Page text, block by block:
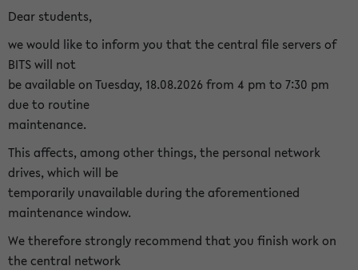
Dear students,
we would like to inform you that the central file servers of
BITS will not
be available on Tuesday, 18.08.2026 from 4 pm to 7:30 pm
due to routine
maintenance.
This affects, among other things, the personal network
drives, which will be
temporarily unavailable during the aforementioned
maintenance window.
We therefore strongly recommend that you finish work on
the central network